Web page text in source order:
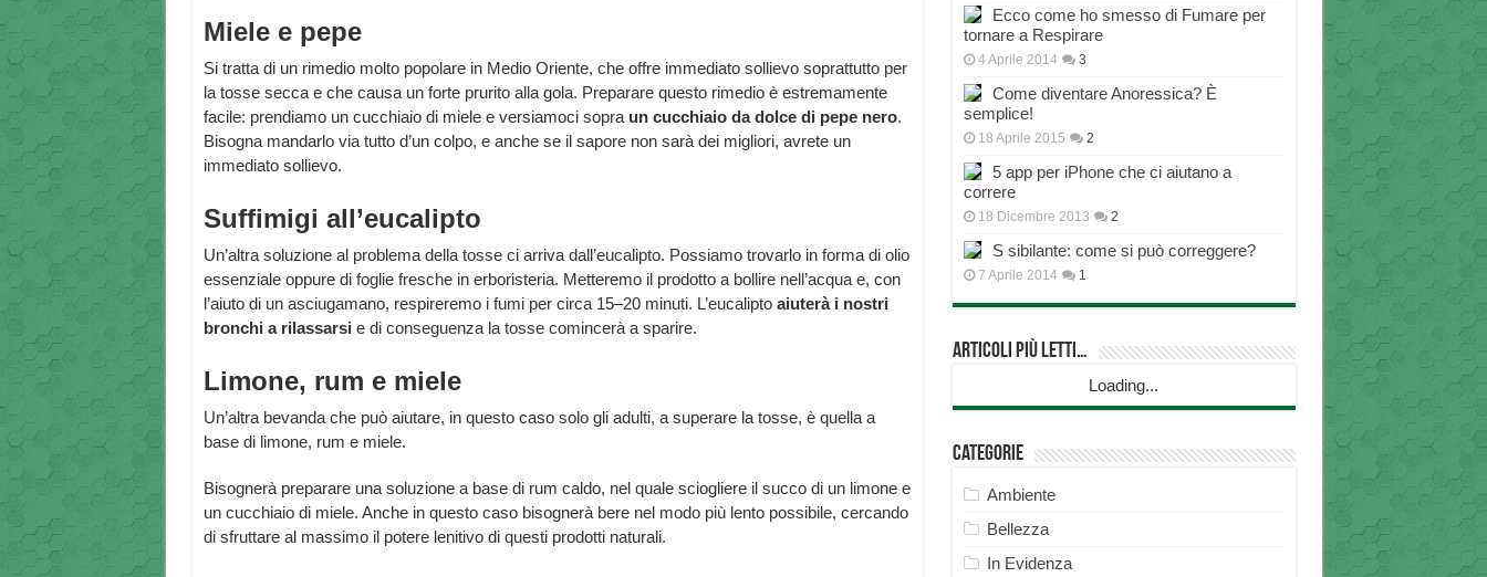
Miele e pepe
Si tratta di un rimedio molto popolare in Medio Oriente, che offre immediato sollievo soprattutto per
la tosse secca e che causa un forte prurito alla gola. Preparare questo rimedio è estremamente
facile: prendiamo un cucchiaio di miele e versiamoci sopra un cucchiaio da dolce di pepe nero.
Bisogna mandarlo via tutto d’un colpo, e anche se il sapore non sarà dei migliori, avrete un
immediato sollievo.
Suffimigi all’eucalipto
Un’altra soluzione al problema della tosse ci arriva dall’eucalipto. Possiamo trovarlo in forma di olio
essenziale oppure di foglie fresche in erboristeria. Metteremo il prodotto a bollire nell’acqua e, con
l’aiuto di un asciugamano, respireremo i fumi per circa 15–20 minuti. L’eucalipto aiuterà i nostri
bronchi a rilassarsi e di conseguenza la tosse comincerà a sparire.
Limone, rum e miele
Un’altra bevanda che può aiutare, in questo caso solo gli adulti, a superare la tosse, è quella a
base di limone, rum e miele.
Bisognerà preparare una soluzione a base di rum caldo, nel quale sciogliere il succo di un limone e
un cucchiaio di miele. Anche in questo caso bisognerà bere nel modo più lento possibile, cercando
di sfruttare al massimo il potere lenitivo di questi prodotti naturali.
Ecco come ho smesso di Fumare per
tornare a Respirare
4 Aprile 2014 3
Come diventare Anoressica? È
semplice!
18 Aprile 2015 2
5 app per iPhone che ci aiutano a
correre
18 Dicembre 2013 2
S sibilante: come si può correggere?
7 Aprile 2014 1
Articoli più Letti…
Loading...
Categorie
Ambiente
Bellezza
In Evidenza